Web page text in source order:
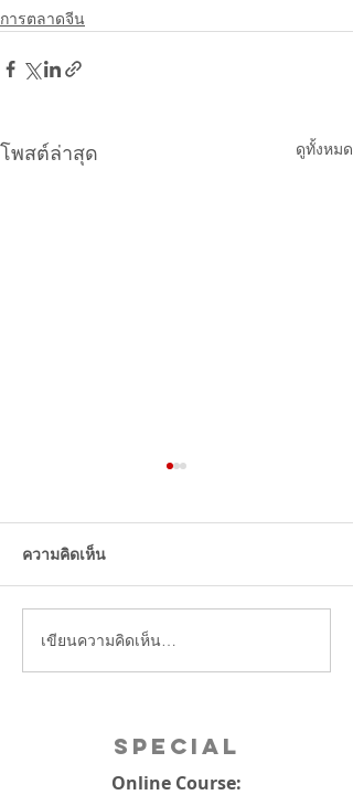
การตลาดจีน
โพสต์ล่าสุด ดูทั้งหมด
นักไลฟ์จีน ผู้ติดตาม
118ล้าน โดนตรวจสอบ
เสียหายกว่า 50ล้านหยวน
ความคิดเห็น
เขียนความคิดเห็น…
Special
Online Course: